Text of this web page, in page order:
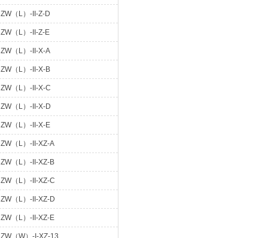
ZW（L）-II-Z-D
ZW（L）-II-Z-E
ZW（L）-II-X-A
ZW（L）-II-X-B
ZW（L）-II-X-C
ZW（L）-II-X-D
ZW（L）-II-X-E
ZW（L）-II-XZ-A
ZW（L）-II-XZ-B
ZW（L）-II-XZ-C
ZW（L）-II-XZ-D
ZW（L）-II-XZ-E
ZW（W）-I-XZ-13